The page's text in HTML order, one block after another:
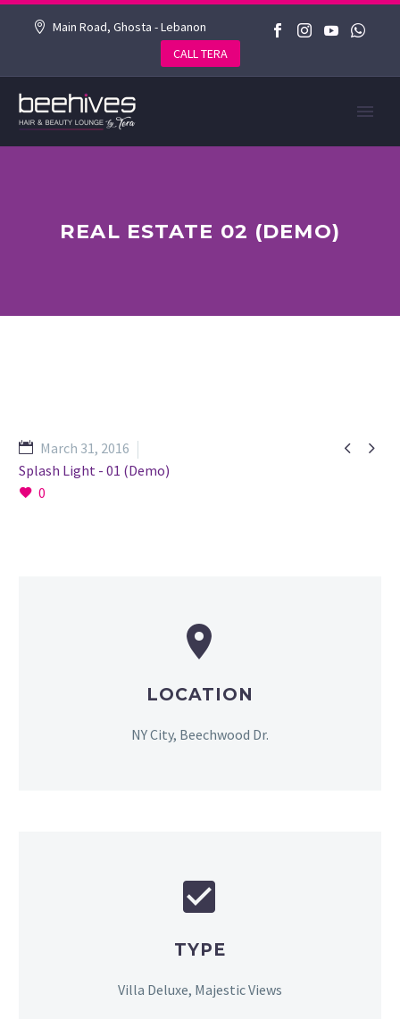
Main Road, Ghosta - Lebanon
CALL TERA
REAL ESTATE 02 (DEMO)
 
March 31, 2016
Splash Light - 01 (Demo)
0


LOCATION
NY City, Beechwood Dr.


TYPE
Villa Deluxe, Majestic Views